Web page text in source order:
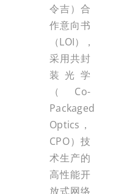
令吉）合
作意向书
（LOI），
采用共封
装光学
（Co-
Packaged
Optics，
CPO）技
术生产的
高性能开
放式网络